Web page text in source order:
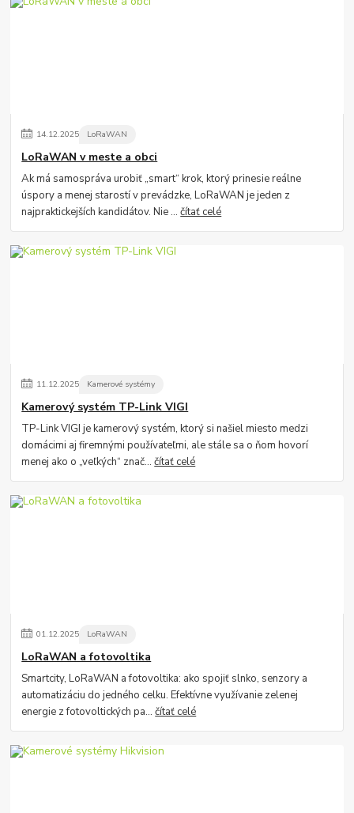
14.12.2025 LoRaWAN
LoRaWAN v meste a obci
Ak má samospráva urobiť „smart“ krok, ktorý prinesie reálne
úspory a menej starostí v prevádzke, LoRaWAN je jeden z
najpraktickejších kandidátov. Nie ...čítať celé
11.12.2025 Kamerové systémy
Kamerový systém TP-Link VIGI
TP-Link VIGI je kamerový systém, ktorý si našiel miesto medzi
domácimi aj firemnými používateľmi, ale stále sa o ňom hovorí
menej ako o „veľkých“ znač...čítať celé
01.12.2025 LoRaWAN
LoRaWAN a fotovoltika
Smartcity, LoRaWAN a fotovoltika: ako spojiť slnko, senzory a
automatizáciu do jedného celku. Efektívne využívanie zelenej
energie z fotovoltických pa...čítať celé